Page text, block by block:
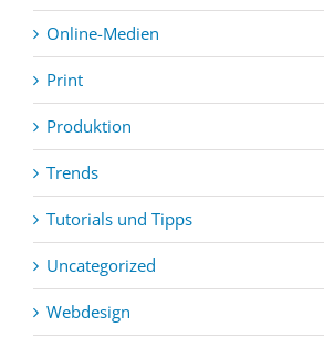
Online-Medien
Print
Produktion
Trends
Tutorials und Tipps
Uncategorized
Webdesign